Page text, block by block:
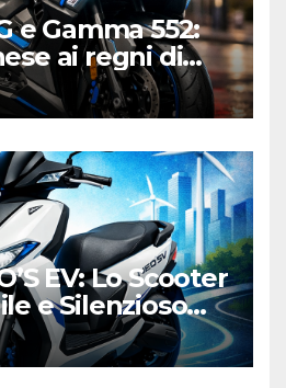
e Gamma 552:
ai regni di
EV: Lo Scooter
e Silenzioso